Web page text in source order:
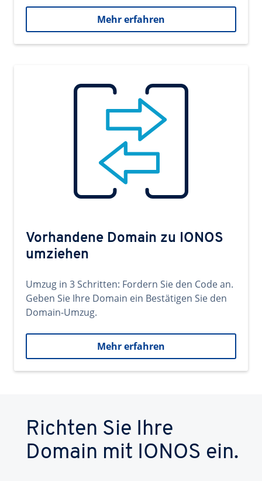
Mehr erfahren
Vorhandene Domain zu IONOS
umziehen
Umzug in 3 Schritten: Fordern Sie den Code an.
Geben Sie Ihre Domain ein Bestätigen Sie den
Domain-Umzug.
Mehr erfahren
Richten Sie Ihre
Domain mit IONOS ein.